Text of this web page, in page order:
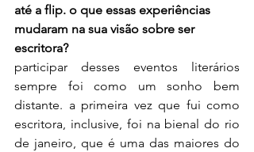
até a flip. o que essas experiências
mudaram na sua visão sobre ser
escritora?
participar desses eventos literários
sempre foi como um sonho bem
distante. a primeira vez que fui como
escritora, inclusive, foi na bienal do rio
de janeiro, que é uma das maiores do